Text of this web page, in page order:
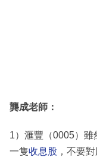
龔成老師：
1）滙豐（0005）雖
一隻收息股 ，不要